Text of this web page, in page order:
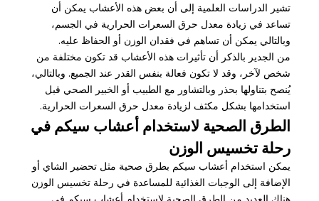
تشير الدراسات العلمية إلى أن بعض هذه الأعشاب يمكن أن
تساعد في زيادة معدل حرق السعرات الحرارية في الجسم،
وبالتالي يمكن أن تساهم في فقدان الوزن أو الحفاظ عليه.
من الجدير بالذكر أن تأثيرات هذه الأعشاب قد تكون مختلفة من
شخص لآخر، وقد لا تكون فعالة بنفس القدر عند الجميع. وبالتالي،
يُنصح بتناولها بحذر وبالتشاور مع الطبيب أو الخبير الصحي قبل
استخدامها بشكل مكثف لزيادة معدل حرق السعرات الحرارية.
الطرق الصحية لاستخدام أعشاب سيكم في
رحلة تخسيس الوزن
يمكن استخدام أعشاب سيكم بطرق صحية مثل تحضير الشاي أو
الإضافة إلى الوجبات الغذائية للمساعدة في رحلة تخسيس الوزن